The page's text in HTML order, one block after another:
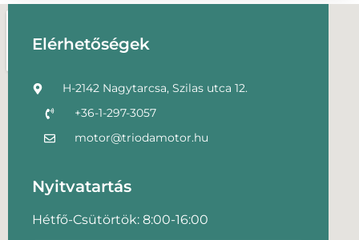
Elérhetőségek
H-2142 Nagytarcsa, Szilas utca 12.
+36-1-297-3057
motor@triodamotor.hu
Nyitvatartás
Hétfő-Csütörtök: 8:00-16:00